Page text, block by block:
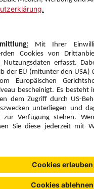
Anmelden
Unsere Inhalte:
Meldung
Copyright © 2026 DERTOUR